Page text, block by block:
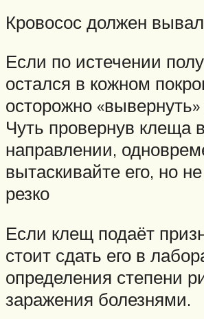
Кровосос должен
Если по истечении
остался в кожном
осторожно «вывернуть»
Чуть провернув клеща
направлении,
вытаскивайте его, но
резко
Если клещ подаёт
стоит сдать его в
определения степени
заражения болезнями.